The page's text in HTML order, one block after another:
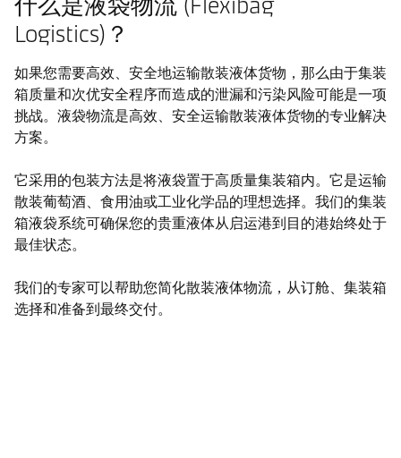
Logistics)？
如果您需要高效、安全地运输散装液体货物，那么由于集装
箱质量和次优安全程序而造成的泄漏和污染风险可能是一项
挑战。液袋物流是高效、安全运输散装液体货物的专业解决
方案。
它采用的包装方法是将液袋置于高质量集装箱内。它是运输
散装葡萄酒、食用油或工业化学品的理想选择。我们的集装
箱液袋系统可确保您的贵重液体从启运港到目的港始终处于
最佳状态。
我们的专家可以帮助您简化散装液体物流，从订舱、集装箱
选择和准备到最终交付。